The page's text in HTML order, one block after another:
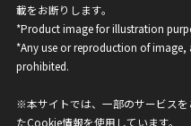
載をお断りします。
*Product image for illustration
*Any use or reproduction of
prohibited.
※本サイトでは、一部のサービス
たCookie情報を使用しています。